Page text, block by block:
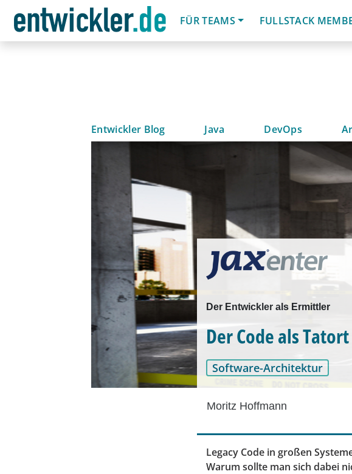
FÜR TEAMS
FULLSTACK
Entwickler Blog Java DevOps
Der Entwickler als Ermittler
Der Code als
Software-Architektur
Moritz Hoffmann
Legacy Code in großen
Warum sollte man sich dabei